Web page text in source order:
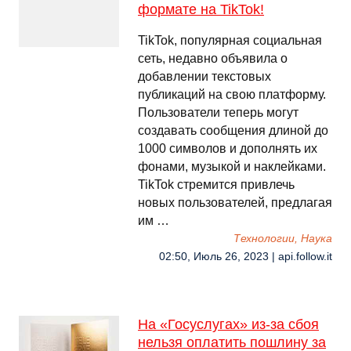
формате на TikTok!
TikTok, популярная социальная
сеть, недавно объявила о
добавлении текстовых
публикаций на свою платформу.
Пользователи теперь могут
создавать сообщения длиной до
1000 символов и дополнять их
фонами, музыкой и наклейками.
TikTok стремится привлечь
новых пользователей, предлагая
им …
Технологии, Наука
02:50, Июль 26, 2023 | api.follow.it
На «Госуслугах» из-за сбоя
нельзя оплатить пошлину за